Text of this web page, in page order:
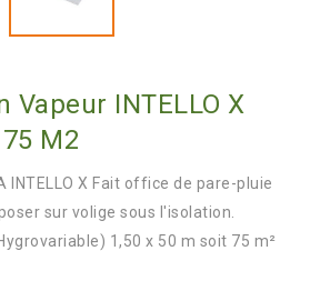
Vapeur INTELLO X
M2
INTELLO X Fait office de pare-pluie
sur volige sous l'isolation.
1,50 x 50 m soit 75 m²